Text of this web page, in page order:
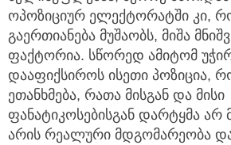
ოპოზიციურ ელექტორატში კი,
გაერთიანება მუშაობს, მიშა
ფაქტორია. სწორედ ამიტომ
დააფიქსიროს ისეთი პოზიცია,
ეთანხმება, რათა მისგან და მისი
ფანატიკოსებისგან დარტყმა არ
არის რეალური მდგომარეობა და